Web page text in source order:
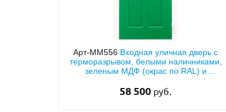
Арт-ММ556 Входная уличная дверь с
терморазрывом, белыми наличниками,
зеленым МДФ (окрас по RAL) и
58 500 руб.